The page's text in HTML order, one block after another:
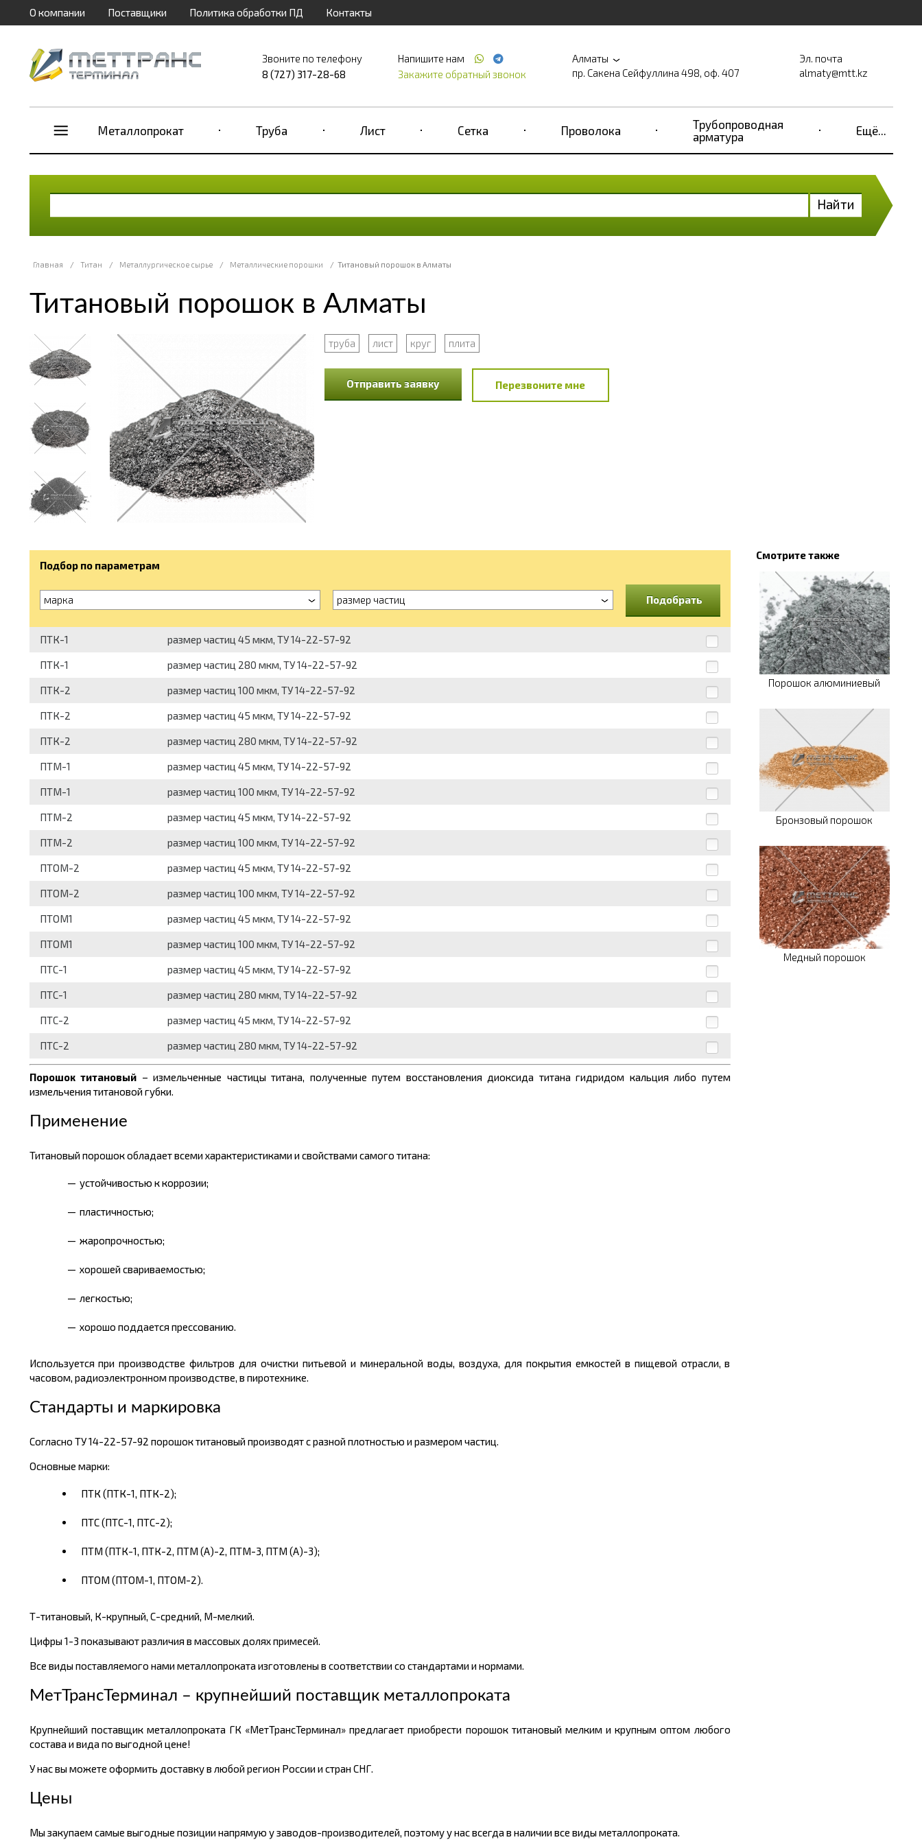
О компании Поставщики Политика обработки ПД Контакты
Звоните по телефону
8 (727) 317-28-68
Напишите нам
Закажите обратный звонок
Алматы
пр. Сакена Сейфуллина 498, оф. 407
Эл. почта
almaty@mtt.kz
Металлопрокат Труба Лист Сетка Проволока
Трубопроводная
арматура
Ещё...
Найти
Главная / Титан / Металлургическое сырье / Металлические порошки / Титановый порошок в Алматы
Титановый порошок в Алматы
труба лист круг плита
Отправить заявку Перезвоните мне
Подбор по параметрам
марка размер частиц Подобрать
ПТК-1 размер частиц 45 мкм, ТУ 14-22-57-92
ПТК-1 размер частиц 280 мкм, ТУ 14-22-57-92
ПТК-2 размер частиц 100 мкм, ТУ 14-22-57-92
ПТК-2 размер частиц 45 мкм, ТУ 14-22-57-92
ПТК-2 размер частиц 280 мкм, ТУ 14-22-57-92
ПТМ-1 размер частиц 45 мкм, ТУ 14-22-57-92
ПТМ-1 размер частиц 100 мкм, ТУ 14-22-57-92
ПТМ-2 размер частиц 45 мкм, ТУ 14-22-57-92
ПТМ-2 размер частиц 100 мкм, ТУ 14-22-57-92
ПТОМ-2 размер частиц 45 мкм, ТУ 14-22-57-92
ПТОМ-2 размер частиц 100 мкм, ТУ 14-22-57-92
ПТОМ1 размер частиц 45 мкм, ТУ 14-22-57-92
ПТОМ1 размер частиц 100 мкм, ТУ 14-22-57-92
ПТС-1 размер частиц 45 мкм, ТУ 14-22-57-92
ПТС-1 размер частиц 280 мкм, ТУ 14-22-57-92
ПТС-2 размер частиц 45 мкм, ТУ 14-22-57-92
ПТС-2 размер частиц 280 мкм, ТУ 14-22-57-92
Порошок титановый – измельченные частицы титана, полученные путем восстановления диоксида титана гидридом кальция либо путем
измельчения титановой губки.
Применение
Титановый порошок обладает всеми характеристиками и свойствами самого титана:
устойчивостью к коррозии;
пластичностью;
жаропрочностью;
хорошей свариваемостью;
легкостью;
хорошо поддается прессованию.
Используется при производстве фильтров для очистки питьевой и минеральной воды, воздуха, для покрытия емкостей в пищевой отрасли, в
часовом, радиоэлектронном производстве, в пиротехнике.
Стандарты и маркировка
Согласно ТУ 14-22-57-92 порошок титановый производят с разной плотностью и размером частиц.
Основные марки:
ПТК (ПТК-1, ПТК-2);
ПТС (ПТС-1, ПТС-2);
ПТМ (ПТК-1, ПТК-2, ПТМ (А)-2, ПТМ-3, ПТМ (А)-3);
ПТОМ (ПТОМ-1, ПТОМ-2).
Т-титановый, К-крупный, С-средний, М-мелкий.
Цифры 1-3 показывают различия в массовых долях примесей.
Все виды поставляемого нами металлопроката изготовлены в соответствии со стандартами и нормами.
МетТрансТерминал – крупнейший поставщик металлопроката
Крупнейший поставщик металлопроката ГК «МетТрансТерминал» предлагает приобрести порошок титановый мелким и крупным оптом любого
состава и вида по выгодной цене!
У нас вы можете оформить доставку в любой регион России и стран СНГ.
Цены
Мы закупаем самые выгодные позиции напрямую у заводов-производителей, поэтому у нас всегда в наличии все виды металлопроката.
Смотрите также
Порошок алюминиевый
Бронзовый порошок
Медный порошок